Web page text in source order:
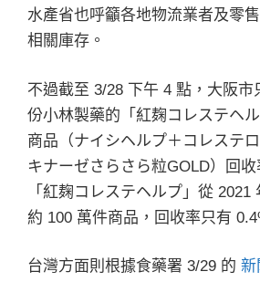
水產省也呼籲各地物流業者及零
相關庫存。
不過截至 3/28 下午 4 點，大阪市
份小林製藥的「紅麹コレステヘ
商品（ナイシヘルプ＋コレステ
キナーゼさらさら粒GOLD）回
「紅麹コレステヘルプ」從 2021
約 100 萬件商品，回收率只有
台灣方面則根據食藥署 3/29 的 新